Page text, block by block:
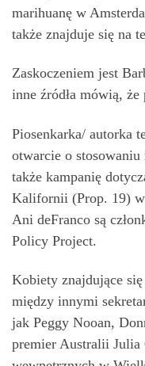
marihuanę w
także znajduje się na
Zaskoczeniem jest
inne źródła mówią,
Piosenkarka/ autorka
otwarcie o stosowaniu
także kampanię
Kalifornii (Prop. 19)
Ani deFranco są
Policy Project.
Kobiety znajdujące
między innymi
jak Peggy Nooan,
premier Australii